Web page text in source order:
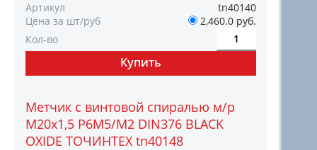
Артикул
tn40140
Цена за шт/руб
2,460.0 руб.
Кол-во
Метчик с винтовой спиралью м/р
М20х1,5 Р6М5/М2 DIN376 BLACK
OXIDE ТОЧИНТЕХ tn40148